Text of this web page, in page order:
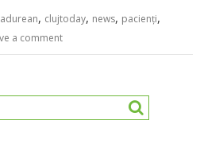
, clujtoday, news, pacienţi,
a comment